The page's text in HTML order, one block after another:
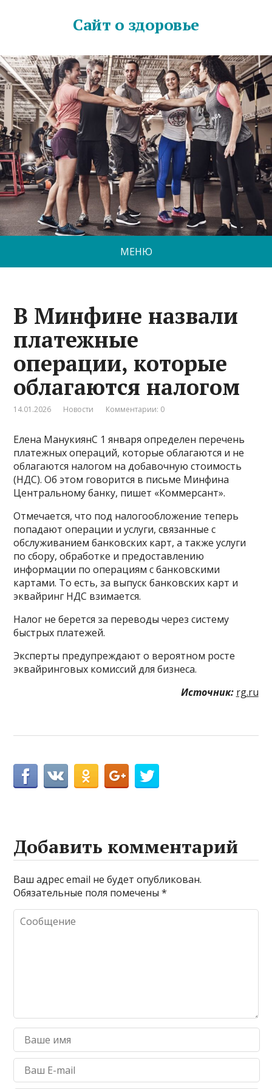
Сайт о здоровье
МЕНЮ
В Минфине назвали
платежные
операции, которые
облагаются налогом
14.01.2026 Новости Комментарии: 0
Елена МанукиянС 1 января определен перечень
платежных операций, которые облагаются и не
облагаются налогом на добавочную стоимость
(НДС). Об этом говорится в письме Минфина
Центральному банку, пишет «Коммерсант».
Отмечается, что под налогообложение теперь
попадают операции и услуги, связанные с
обслуживанием банковских карт, а также услуги
по сбору, обработке и предоставлению
информации по операциям с банковскими
картами. То есть, за выпуск банковских карт и
эквайринг НДС взимается.
Налог не берется за переводы через систему
быстрых платежей.
Эксперты предупреждают о вероятном росте
эквайринговых комиссий для бизнеса.
Источник: rg.ru
Добавить комментарий
Ваш адрес email не будет опубликован.
Обязательные поля помечены*